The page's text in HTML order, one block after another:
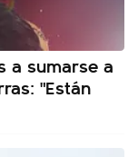
a sumarse a
"Están